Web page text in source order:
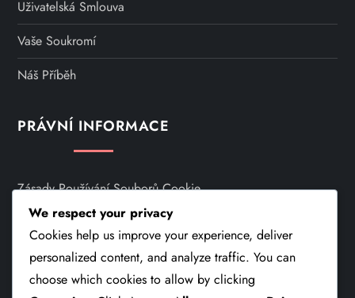
Uživatelská Smlouva
Vaše Soukromí
Náš Příběh
PRÁVNÍ INFORMACE
Zásady Používání Souborů Cookie
Kontaktujte Nás
Uživatelská Smlouva
Vaše Soukromí
We respect your privacy
Cookies help us improve your experience, deliver
personalized content, and analyze traffic. You can
choose which cookies to allow by clicking